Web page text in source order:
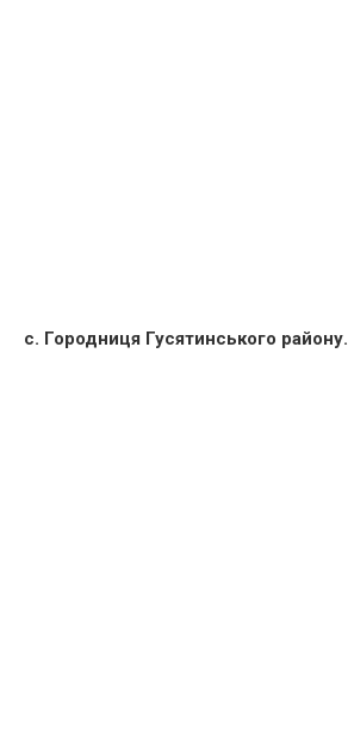
с. Городниця Гусятинського району.